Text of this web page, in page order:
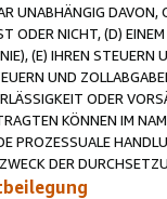
UNABHÄNGIG
ODER NICHT, (D)
(E) IHREN
UND
ODER
KÖNNEN IM
PROZESSUALE
DER